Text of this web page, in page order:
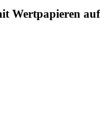
Wertpapieren auf